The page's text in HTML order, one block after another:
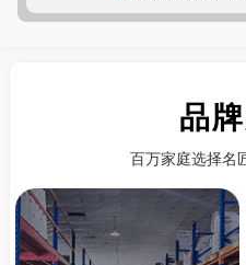
品
百万家庭选择名